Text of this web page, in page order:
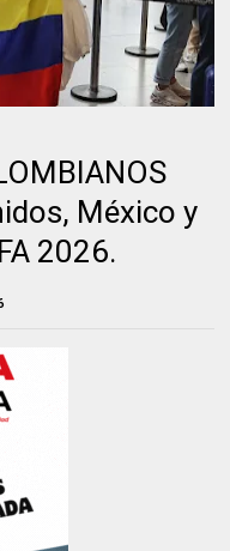
México y
2026.